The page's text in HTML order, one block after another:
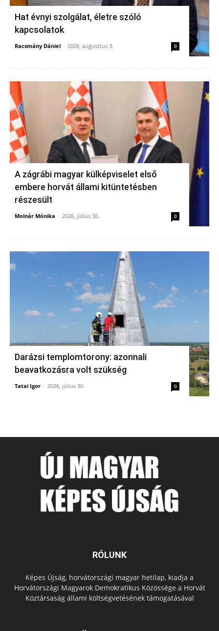
Hat évnyi szolgálat, életre szóló
kapcsolatok
Racsmány Dániel - 2026, augusztus 3. 0
A zágrábi magyar külképviselet első
embere horvát állami kitüntetésben
részesült
Molnár Mónika - 2026, július 30. 0
Darázsi templomtorony: azonnali
beavatkozásra volt szükség
Tatai Igor - 2026, július 30. 0
RÓLUNK
Képes Újság, horvátországi magyar hetilap, kiadja a
Horvátországi Magyarok Demokratikus Közössége a Horvát
Köztársaság állami költségvetésének támogatásával